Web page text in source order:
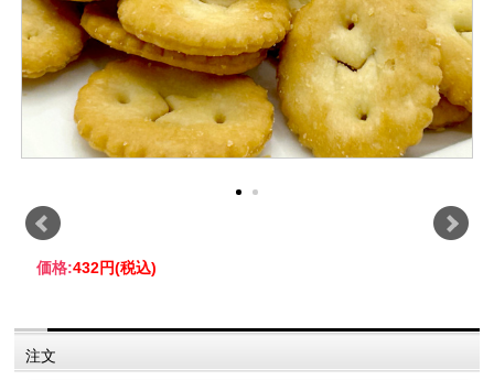
価格:432円(税込)
注文